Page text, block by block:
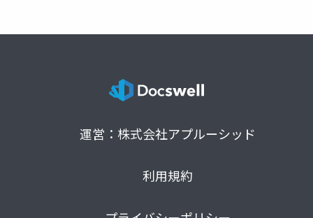
運営：株式会社アプルーシッド
利用規約